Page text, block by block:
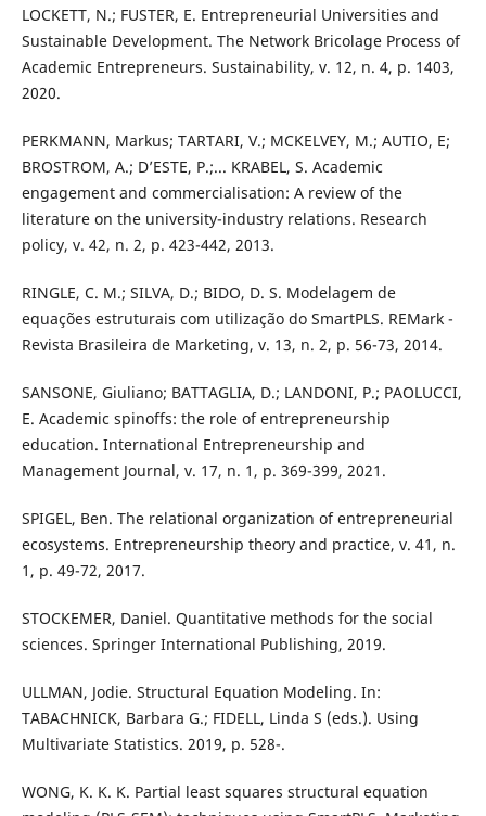
LOCKETT, N.; FUSTER, E. Entrepreneurial Universities and
Sustainable Development. The Network Bricolage Process of
Academic Entrepreneurs. Sustainability, v. 12, n. 4, p. 1403,
2020.
PERKMANN, Markus; TARTARI, V.; MCKELVEY, M.; AUTIO, E;
BROSTROM, A.; D’ESTE, P.;... KRABEL, S. Academic
engagement and commercialisation: A review of the
literature on the university-industry relations. Research
policy, v. 42, n. 2, p. 423-442, 2013.
RINGLE, C. M.; SILVA, D.; BIDO, D. S. Modelagem de
equações estruturais com utilização do SmartPLS. REMark -
Revista Brasileira de Marketing, v. 13, n. 2, p. 56-73, 2014.
SANSONE, Giuliano; BATTAGLIA, D.; LANDONI, P.; PAOLUCCI,
E. Academic spinoffs: the role of entrepreneurship
education. International Entrepreneurship and
Management Journal, v. 17, n. 1, p. 369-399, 2021.
SPIGEL, Ben. The relational organization of entrepreneurial
ecosystems. Entrepreneurship theory and practice, v. 41, n.
1, p. 49-72, 2017.
STOCKEMER, Daniel. Quantitative methods for the social
sciences. Springer International Publishing, 2019.
ULLMAN, Jodie. Structural Equation Modeling. In:
TABACHNICK, Barbara G.; FIDELL, Linda S (eds.). Using
Multivariate Statistics. 2019, p. 528-.
WONG, K. K. K. Partial least squares structural equation